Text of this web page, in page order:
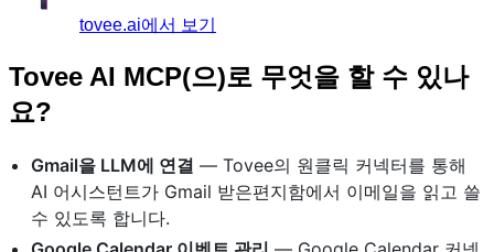
tovee.ai에서 보기
Tovee AI MCP(으)로 무엇을 할 수 있나
요?
Gmail을 LLM에 연결 — Tovee의 원클릭 커넥터를 통해
AI 어시스턴트가 Gmail 받은편지함에서 이메일을 읽고 쓸
수 있도록 합니다.